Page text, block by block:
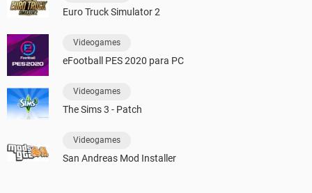
Euro Truck Simulator 2
Videogames
eFootball PES 2020 para PC
Videogames
The Sims 3 - Patch
Videogames
San Andreas Mod Installer